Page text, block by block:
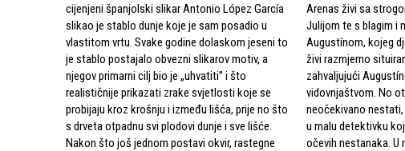
cijenjeni španjolski slikar Antonio López García
slikao je stablo dunje koje je sam posadio u
vlastitom vrtu. Svake godine dolaskom jeseni to
je stablo postajalo obvezni slikarov motiv, a
njegov primarni cilj bio je „uhvatiti” i što
realističnije prikazati zrake svjetlosti koje se
probijaju kroz krošnju i između lišća, prije no što
s drveta otpadnu svi plodovi dunje i sve lišće.
Nakon što još jednom postavi okvir, rastegne
Arenas živi sa
Julijom te s blagim i
Augustínom, kojeg
živi razmjerno
zahvaljujući
vidovnjaštvom. No
neočekivano
u malu detektivku
očevih nestanaka.